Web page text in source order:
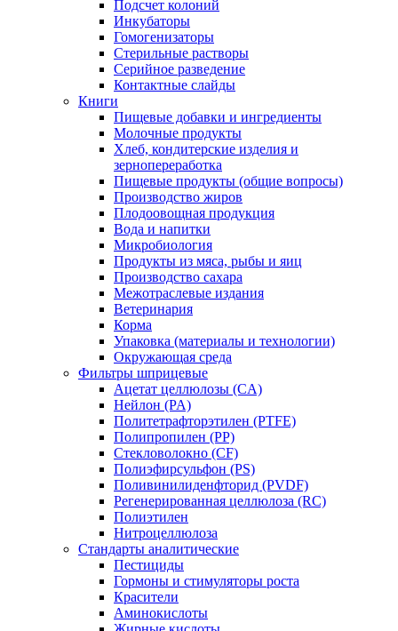
Подсчет колоний
Инкубаторы
Гомогенизаторы
Стерильные растворы
Серийное разведение
Контактные слайды
Книги
Пищевые добавки и ингредиенты
Молочные продукты
Хлеб, кондитерские изделия и
зернопереработка
Пищевые продукты (общие вопросы)
Производство жиров
Плодоовощная продукция
Вода и напитки
Микробиология
Продукты из мяса, рыбы и яиц
Производство сахара
Межотраслевые издания
Ветеринария
Корма
Упаковка (материалы и технологии)
Окружающая среда
Фильтры шприцевые
Ацетат целлюлозы (CA)
Нейлон (PA)
Политетрафторэтилен (PTFE)
Полипропилен (PP)
Стекловолокно (CF)
Полиэфирсульфон (PS)
Поливинилиденфторид (PVDF)
Регенерированная целлюлоза (RC)
Полиэтилен
Нитроцеллюлоза
Стандарты аналитические
Пестициды
Гормоны и стимуляторы роста
Красители
Аминокислоты